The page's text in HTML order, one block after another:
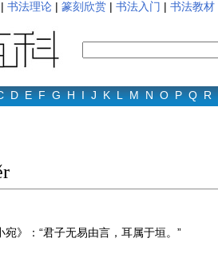
| 书法理论 | 篆刻欣赏 | 书法入门 | 书法教材
D E F G H I J K L M N O P Q R
宛》：“君子无易由言，耳属于垣。”